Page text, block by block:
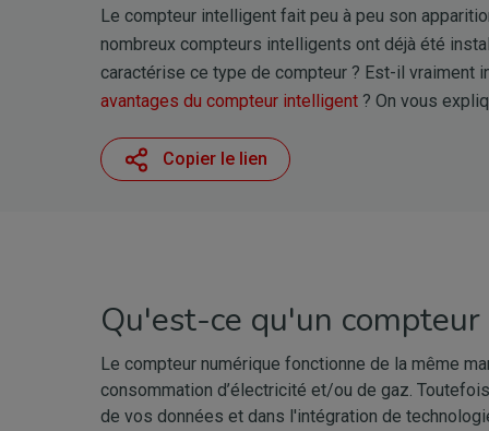
Le compteur intelligent fait peu à peu son
nombreux compteurs intelligents ont déjà été
caractérise ce type de compteur ? Est-il vraiment
avantages du compteur intelligent ? On vous
Copier le lien
Qu'est-ce qu'un
Le compteur numérique fonctionne de la même
consommation d’électricité et/ou de gaz.
de vos données et dans l'intégration de